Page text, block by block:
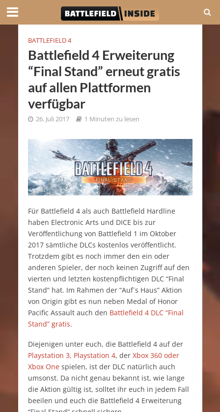
BATTLEFIELD 4
Battlefield 4 Erweiterung
“Final Stand” erneut gratis
auf allen Plattformen
verfügbar
26. Juli 2017 1 Minuten zu lesen
Für Battlefield 4 als auch Battlefield Hardline
haben Electronic Arts und DICE bis zur
Veröffentlichung von Battlefield 1 im Oktober
2017 sämtliche DLCs kostenlos veröffentlicht.
Trotzdem gibt es noch immer den ein oder
anderen Spieler, der noch keinen Zugriff auf den
vierten und letzten kostenpflichtigen DLC “Final
Stand” hat. Im Rahmen der “Auf´s Haus” Aktion
von Origin gibt es nun neben Medal of Honor
Pacific Assault auch den Battlefield 4 DLC “Final
Stand” gratis.
Diejenigen unter euch, die Battlefield 4 auf der
Playstation 3, Playstation 4, der Xbox 360 oder
Xbox Onespielen, ist der DLC natürlich auch
umsonst. Da nicht genau bekannt ist, wie lange
die Aktion gültig ist, solltet ihr euch in jedem Fall
beeilen und euch die Battlefield 4 Erweiterung